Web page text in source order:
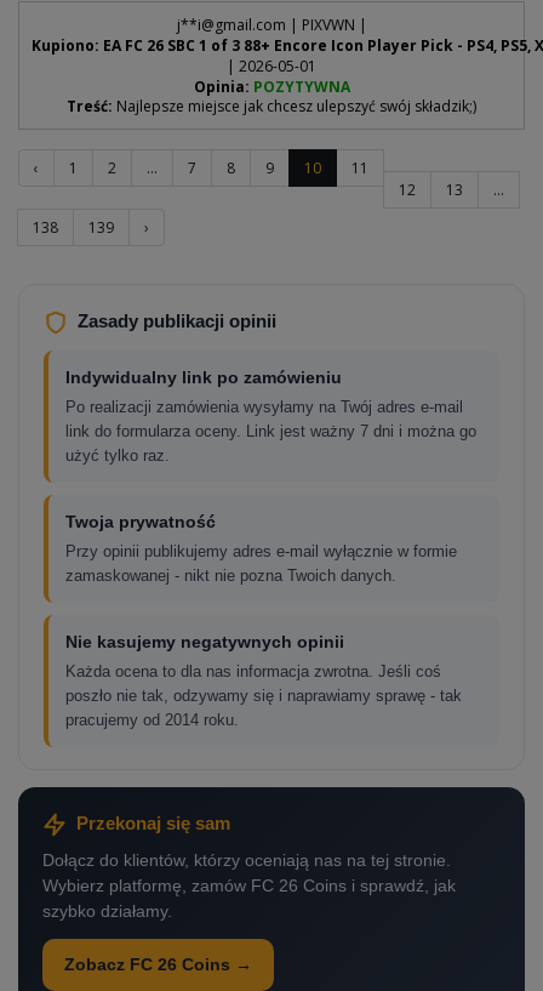
j**i@gmail.com | PIXVWN |
Kupiono: EA FC 26 SBC 1 of 3 88+ Encore Icon Player Pick - PS4,
| 2026-05-01
Opinia: POZYTYWNA
Treść: Najlepsze miejsce jak chcesz ulepszyć swój składzik;)
‹ 1 2 ... 7 8 9 10
11
12
13
...
138
139 ›
Zasady publikacji opinii
Indywidualny link po zamówieniu
Po realizacji zamówienia wysyłamy na Twój adres e-mail
link do formularza oceny. Link jest ważny 7 dni i można go
użyć tylko raz.
Twoja prywatność
Przy opinii publikujemy adres e-mail wyłącznie w formie
zamaskowanej - nikt nie pozna Twoich danych.
Nie kasujemy negatywnych opinii
Każda ocena to dla nas informacja zwrotna. Jeśli coś
poszło nie tak, odzywamy się i naprawiamy sprawę - tak
pracujemy od 2014 roku.
Przekonaj się sam
Dołącz do klientów, którzy oceniają nas na tej stronie.
Wybierz platformę, zamów FC 26 Coins i sprawdź, jak
szybko działamy.
Zobacz FC 26 Coins →